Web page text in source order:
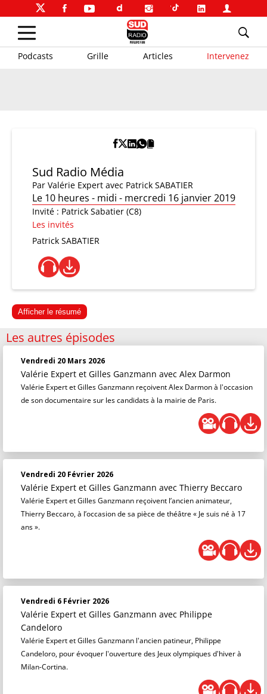
Podcasts Grille Articles Intervenez
Sud Radio Média
Par Valérie Expert avec Patrick SABATIER
Le 10 heures - midi - mercredi 16 janvier 2019
Invité : Patrick Sabatier (C8)
Les invités
Patrick SABATIER
Afficher le résumé
Les autres épisodes
Vendredi 20 Mars 2026
Valérie Expert et Gilles Ganzmann avec Alex Darmon
Valérie Expert et Gilles Ganzmann reçoivent Alex Darmon à l'occasion
de son documentaire sur les candidats à la mairie de Paris.
Vendredi 20 Février 2026
Valérie Expert et Gilles Ganzmann avec Thierry Beccaro
Valérie Expert et Gilles Ganzmann reçoivent l’ancien animateur,
Thierry Beccaro, à l’occasion de sa pièce de théâtre « Je suis né à 17
ans ».
Vendredi 6 Février 2026
Valérie Expert et Gilles Ganzmann avec Philippe
Candeloro
Valérie Expert et Gilles Ganzmann l'ancien patineur, Philippe
Candeloro, pour évoquer l'ouverture des Jeux olympiques d'hiver à
Milan-Cortina.